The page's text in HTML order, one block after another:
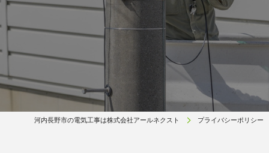
河内長野市の電気工事は株式会社アールネクスト プライバシーポリシー